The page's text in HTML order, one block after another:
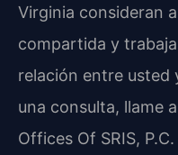
Virginia consideran
compartida y
relación entre usted
una consulta, llame
Offices Of SRIS,